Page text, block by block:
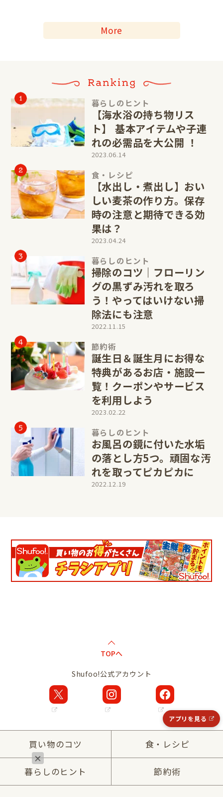
More
暮らしのヒント
【海水浴の持ち物リス
ト】 基本アイテムや子連
れの必需品を大公開 ！
2023.06.14
食・レシピ
【水出し・煮出し】おい
しい麦茶の作り方。保存
時の注意と期待できる効
果は？
2023.04.24
暮らしのヒント
掃除のコツ｜フローリン
グの黒ずみ汚れを取ろ
う！やってはいけない掃
除法にも注意
2022.11.15
節約術
誕生日＆誕生月にお得な
特典があるお店・施設一
覧！クーポンやサービス
を利用しよう
2023.02.22
暮らしのヒント
お風呂の鏡に付いた水垢
の落とし方5つ。頑固な汚
れを取ってピカピカに
2022.12.19
Shufoo!公式アカウント
TOPへ
買い物のコツ 食・レシピ
暮らしのヒント 節約術
アプリを見る